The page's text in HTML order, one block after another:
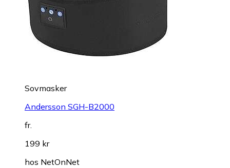
Sovmasker
Andersson SGH-B2000
fr.
199 kr
hos NetOnNet